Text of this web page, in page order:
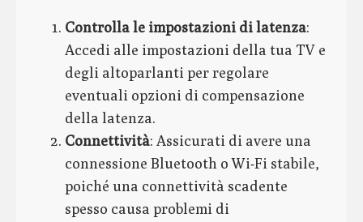
Controlla le impostazioni di latenza:
Accedi alle impostazioni della tua TV e
degli altoparlanti per regolare
eventuali opzioni di compensazione
della latenza.
Connettività: Assicurati di avere una
connessione Bluetooth o Wi-Fi stabile,
poiché una connettività scadente
spesso causa problemi di